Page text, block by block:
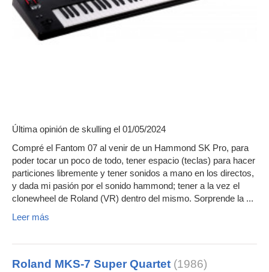
Última opinión de skulling el 01/05/2024
Compré el Fantom 07 al venir de un Hammond SK Pro, para
poder tocar un poco de todo, tener espacio (teclas) para hacer
particiones libremente y tener sonidos a mano en los directos,
y dada mi pasión por el sonido hammond; tener a la vez el
clonewheel de Roland (VR) dentro del mismo. Sorprende la ...
Leer más
Roland MKS-7 Super Quartet (1986)